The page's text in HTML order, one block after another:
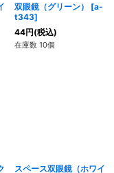
双眼鏡（グリーン） [a-
t343]
44円(税込)
在庫数 10個
スペース双眼鏡（ホワイ